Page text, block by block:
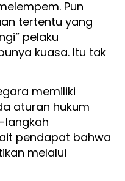
Pun
tertentu yang
pelaku
kuasa. Itu tak
memiliki
aturan hukum
langkah
pendapat bahwa
melalui